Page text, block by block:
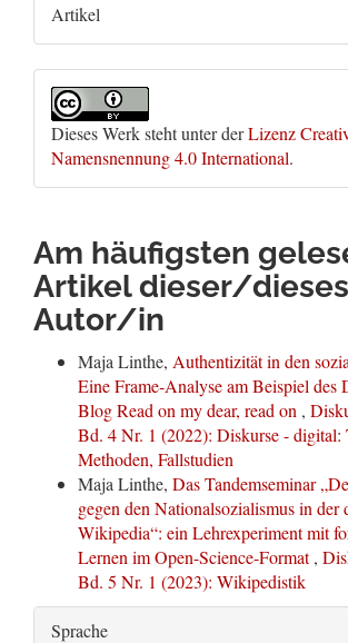
Artikel
Dieses Werk steht unter derLizenz
Namensnennung 4.0 International.
Am häufigsten
Artikel dieser/dieses
Autor/in
Maja Linthe, Authentizität in den
Eine Frame-Analyse am Beispiel des
Blog Read on my dear, read on ,
Bd. 4 Nr. 1 (2022): Diskurse - digital:
Methoden, Fallstudien
Maja Linthe, Das Tandemseminar
gegen den Nationalsozialismus in der
Wikipedia“: ein Lehrexperiment mit
Lernen im Open-Science-Format,
Bd. 5 Nr. 1 (2023): Wikipedistik
Sprache